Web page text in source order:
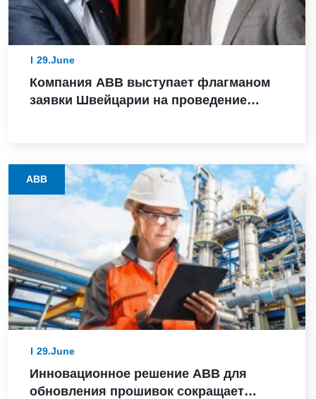
29.June
Компания ABB выступает флагманом
заявки Швейцарии на проведение
ABB
29.June
Инновационное решение ABB для
обновления прошивок сокращает